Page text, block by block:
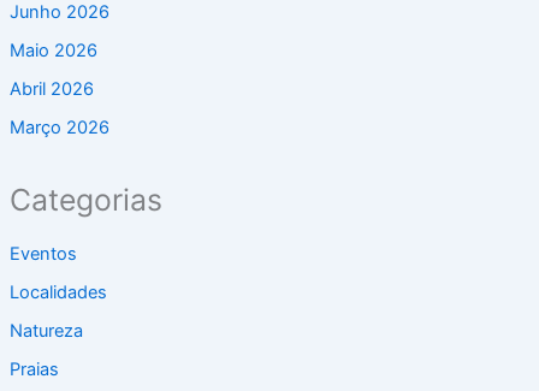
Junho 2026
Maio 2026
Abril 2026
Março 2026
Categorias
Eventos
Localidades
Natureza
Praias